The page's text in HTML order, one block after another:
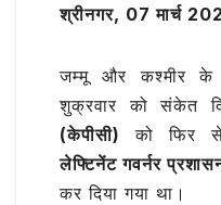
b
o
o
k
r
A
p
p
ar
e
श्रीनगर, 07 मार्च
जम्मू और कश्मीर के
शुक्रवार को संकेत
(केपीसी) को फिर
लेफ्टिनेंट गवर्नर
कर दिया गया था।